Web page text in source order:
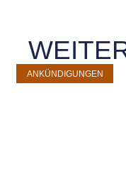
ANKÜNDIGUNGEN